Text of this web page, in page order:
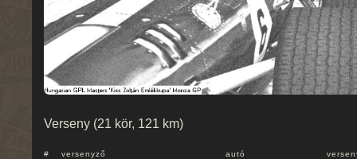
Verseny (21 kör, 121 km)
# versenyző autó